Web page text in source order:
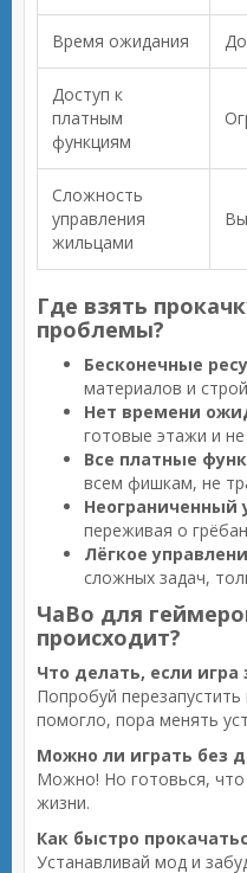
Время ожидания
Доступ к
платным
функциям
Сложность
управления
жильцами
Где взять
проблемы?
Бесконечные
материалов и
Нет времени
готовые этажи и
Все платные
всем фишкам, не
Неограниченный
переживая о
Лёгкое
сложных задач,
ЧаВо для
происходит?
Что делать, если игра
Попробуй
помогло, пора менять
Можно ли играть без
Можно! Но готовься, что
жизни.
Как быстро
Устанавливай мод и